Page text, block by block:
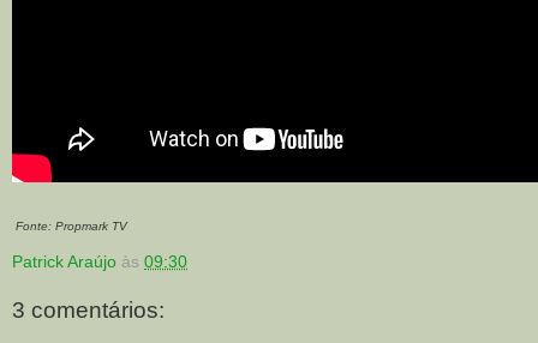
Fonte: Propmark TV
Patrick Araújo às 09:30
3 comentários: